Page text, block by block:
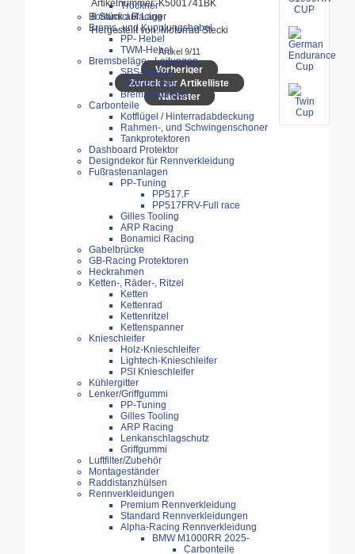
Trockner
Bonamici Racing
Brems,-und Kupplungshebel
PP- Hebel
TWM-Hebel
Bremsbeläge-, Leitungen
SBS-Beläge
TRW-Beläge
Bremsleitungen
Carbonteile
Kotflügel / Hinterradabdeckung
Rahmen-, und Schwingenschoner
Tankprotektoren
Dashboard Protektor
Designdekor für Rennverkleidung
Fußrastenanlagen
PP-Tuning
PP517.F
PP517FRV-Full race
Gilles Tooling
ARP Racing
Bonamici Racing
Gabelbrücke
GB-Racing Protektoren
Heckrahmen
Ketten-, Räder-, Ritzel
Ketten
Kettenrad
Kettenritzel
Kettenspanner
Knieschleifer
Holz-Knieschleifer
Lightech-Knieschleifer
PSI Knieschleifer
Kühlergitter
Lenker/Griffgummi
PP-Tuning
Gilles Tooling
ARP Racing
Lenkanschlagschutz
Griffgummi
Luftfilter/Zubehör
Montageständer
Raddistanzhülsen
Rennverkleidungen
Premium Rennverkleidung
Standard Rennverkleidungen
Alpha-Racing Rennverkleidung
BMW M1000RR 2025-
Carbonteile
Artikelnummer: K5001741BK
8 Stück auf Lager
Hergestellt von: Motorrad Stecki
Artikel 9/11
Vorheriger
Zurück zur Artikelliste
Nächster